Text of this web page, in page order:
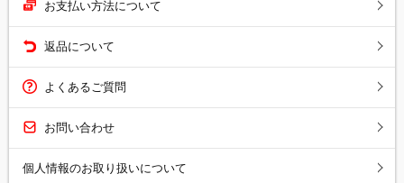
お支払い方法について
返品について
よくあるご質問
お問い合わせ
個人情報のお取り扱いについて